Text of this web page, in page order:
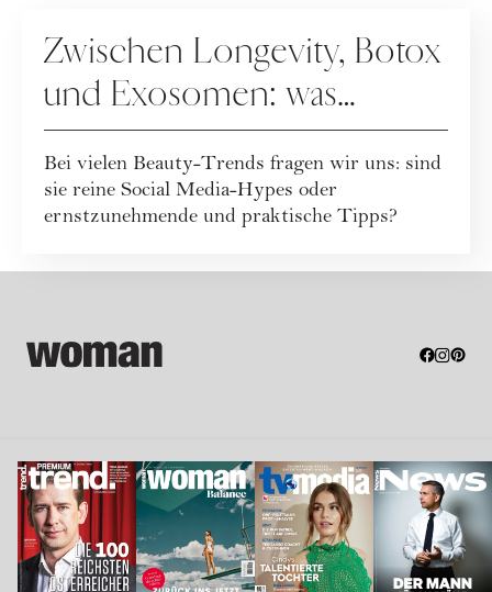
Zwischen Longevity, Botox
und Exosomen: was
braucht unsere Haut
wirklich?
Bei vielen Beauty-Trends fragen wir uns: sind
sie reine Social Media-Hypes oder
ernstzunehmende und praktische Tipps?